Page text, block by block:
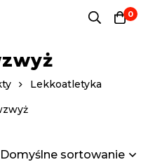
0
Lekkoatletyka
Domyślne sortowanie